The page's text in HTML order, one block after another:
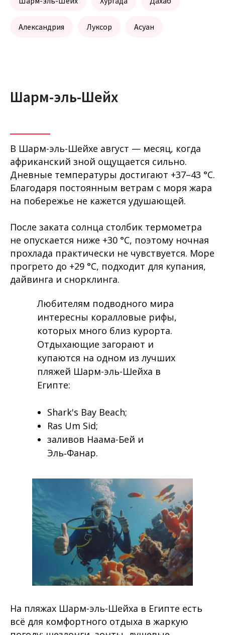
Александрия Луксор Асуан
Шарм-эль-Шейх
В Шарм-эль-Шейхе август — месяц, когда
африканский зной ощущается сильно.
Дневные температуры достигают +37–43 °C.
Благодаря постоянным ветрам с моря жара
на побережье не кажется удушающей.
После заката солнца столбик термометра
не опускается ниже +30 °C, поэтому ночная
прохлада практически не чувствуется. Море
прогрето до +29 °C, подходит для купания,
дайвинга и снорклинга.
Любителям подводного мира
интересны коралловые рифы,
которых много близ курорта.
Отдыхающие загорают и
купаются на одном из лучших
пляжей Шарм-эль-Шейха в
Египте:
Shark's Bay Beach;
Ras Um Sid;
заливов Наама-Бей и
Эль‑Фанар.
На пляжах Шарм-эль-Шейха в Египте есть
всё для комфортного отдыха в жаркую